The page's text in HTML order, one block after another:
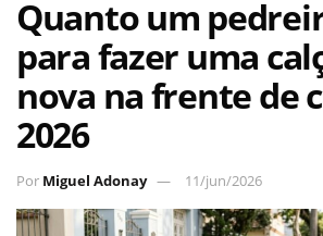
Quanto um
para fazer uma
nova na frente de
2026
Por Miguel Adonay 11/jun/2026